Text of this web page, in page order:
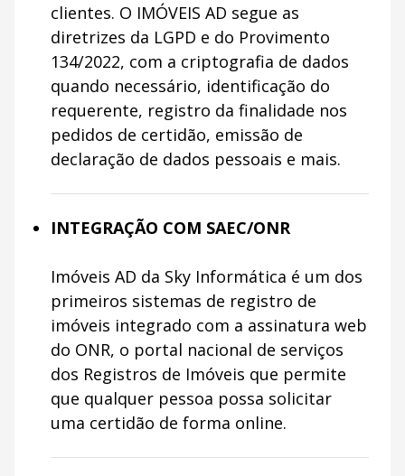
clientes. O IMÓVEIS AD segue as
diretrizes da LGPD e do Provimento
134/2022, com a criptografia de dados
quando necessário, identificação do
requerente, registro da finalidade nos
pedidos de certidão, emissão de
declaração de dados pessoais e mais.
INTEGRAÇÃO COM SAEC/ONR
Imóveis AD da Sky Informática é um dos
primeiros sistemas de registro de
imóveis integrado com a assinatura web
do ONR, o portal nacional de serviços
dos Registros de Imóveis que permite
que qualquer pessoa possa solicitar
uma certidão de forma online.